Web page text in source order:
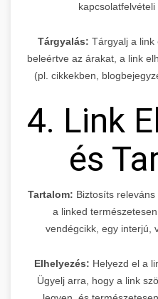
kapcsolatfelvételi
Tárgyalás: Tárgyalj a link
beleértve az árakat, a link
(pl. cikkekben,
4. Link
és
Tartalom: Biztosíts
a linked
vendégcikk, egy interjú,
Elhelyezés: Helyezd el a
Ügyelj arra, hogy a link